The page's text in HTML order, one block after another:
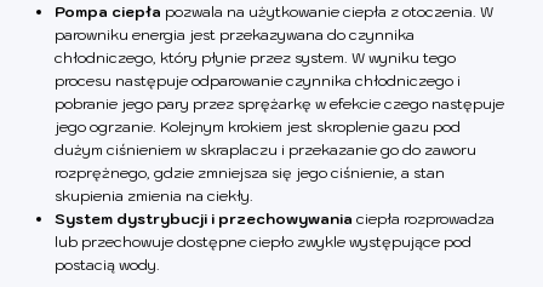
Pompa ciepła pozwala na użytkowanie ciepła z otoczenia. W
parowniku energia jest przekazywana do czynnika
chłodniczego, który płynie przez system. W wyniku tego
procesu następuje odparowanie czynnika chłodniczego i
pobranie jego pary przez sprężarkę w efekcie czego następuje
jego ogrzanie. Kolejnym krokiem jest skroplenie gazu pod
dużym ciśnieniem w skraplaczu i przekazanie go do zaworu
rozprężnego, gdzie zmniejsza się jego ciśnienie, a stan
skupienia zmienia na ciekły.
System dystrybucji i przechowywania ciepła rozprowadza
lub przechowuje dostępne ciepło zwykle występujące pod
postacią wody.